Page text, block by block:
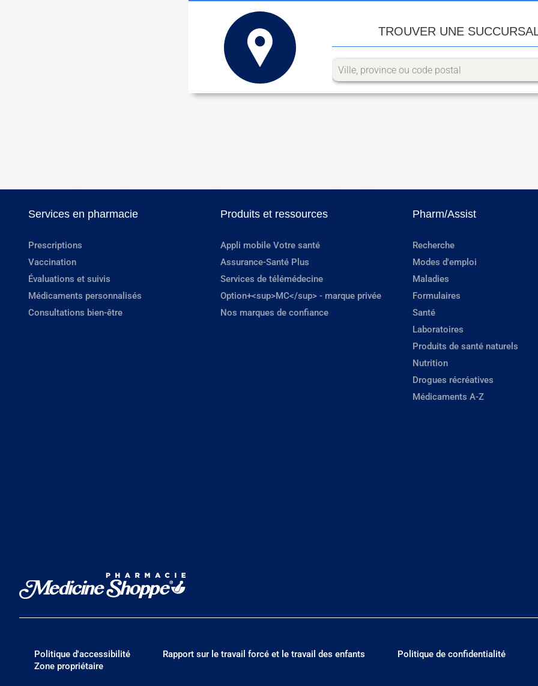
TROUVER UNE
Services en pharmacie
Prescriptions
Vaccination
Évaluations et suivis
Médicaments personnalisés
Consultations bien-être
Produits et ressources
Appli mobile Votre santé
Assurance-Santé Plus
Services de télémédecine
Option+<sup>MC</sup> - marque privée
Nos marques de confiance
Pharm/Assist
Recherche
Modes d'emploi
Maladies
Formulaires
Santé
Laboratoires
Produits de santé naturels
Nutrition
Drogues récréatives
Médicaments A-Z
Politique d'accessibilité Rapport sur le travail forcé et le travail des enfants
Politique de confidentialité
Zone propriétaire